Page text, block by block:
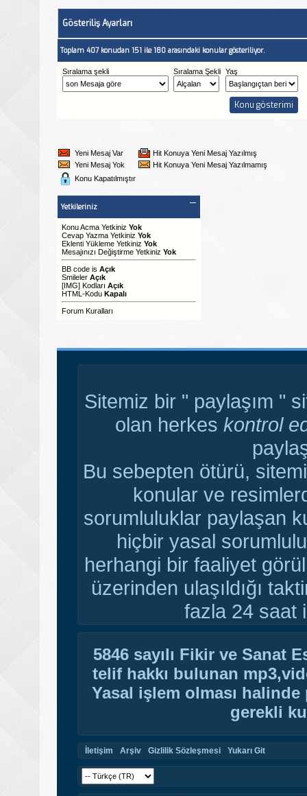
Gösteriliş Ayarları
Toplam 407 konudan 151 ile 180 arasındaki konular gösteriliyor.
Sıralama şekli Sıralama Şekli Yaş
Yeni Mesaj Var
Hit Konuya Yeni Mesaj Yazılmış
Yeni Mesaj Yok
Hit Konuya Yeni Mesaj Yazılmamış
Konu Kapatılmıştır
Yetkileriniz
Konu Acma Yetkiniz Yok
Cevap Yazma Yetkiniz Yok
Eklenti Yükleme Yetkiniz Yok
Mesajınızı Değiştirme Yetkiniz Yok
BB code is Açık
Smileler Açık
[IMG] Kodları Açık
HTML-Kodu Kapalı
Forum Kuralları
Sitemiz bir " paylaşım "
olan herkes kontrol
Bu sebepten ötürü,
konular ve
sorumluluklar paylaşan
hiçbir yasal
herhangi bir faaliyet
üzerinden ulaşıldığı
fazla 24 saat
5846 sayılı Fikir ve Sanat
telif hakkı bulunan
Yasal işlem olması
gerekli
İletişim Arşiv Gizlilik Sözleşmesi Yukarı Git